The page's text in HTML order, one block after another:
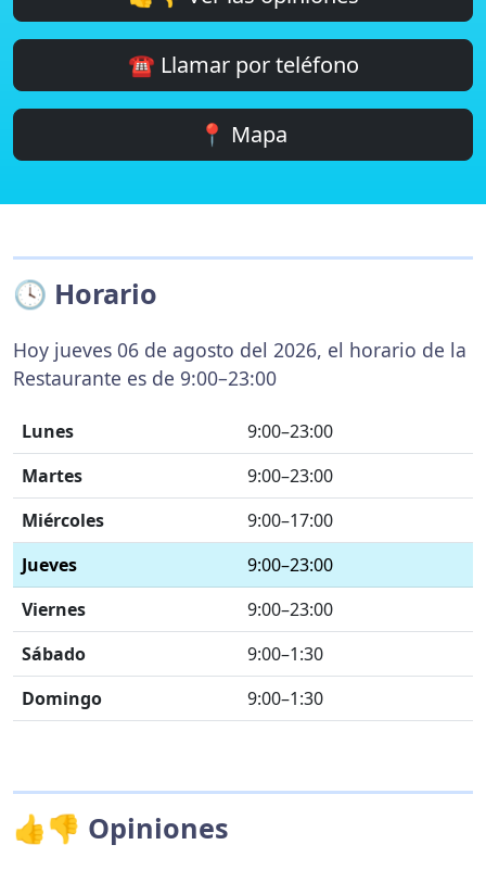
☎️ Llamar por teléfono
📍 Mapa
🕓 Horario
Hoy jueves 06 de agosto del 2026, el horario de la
Restaurante es de 9:00–23:00
Lunes
9:00–23:00
Martes
9:00–23:00
Miércoles
9:00–17:00
Jueves
9:00–23:00
Viernes
9:00–23:00
Sábado
9:00–1:30
Domingo
9:00–1:30
👍👎 Opiniones